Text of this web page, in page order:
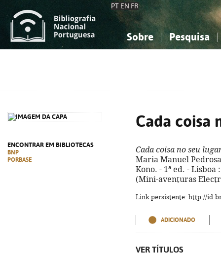
PT EN FR
Sobre Pesquisa
ENCONTRAR EM BIBLIOTECAS
BNP
PORBASE
Cada coisa
Cada coisa no seu
Maria Manuel
Kono. - 1ª ed. -
(Mini-aventuras
Link persistente: http://
ADICIONADO
VER TÍTULOS